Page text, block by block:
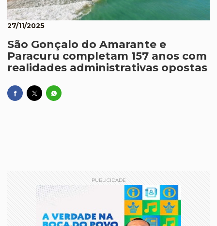
27/11/2025
São Gonçalo do Amarante e
Paracuru completam 157 anos com
realidades administrativas opostas
PUBLICIDADE